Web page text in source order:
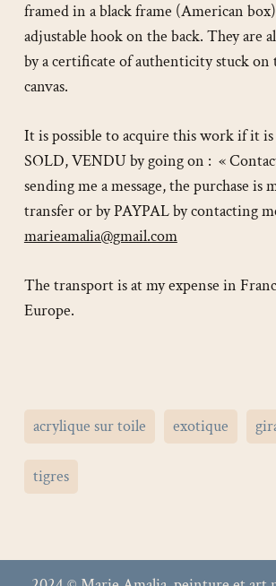
framed in a black frame (American
adjustable hook on the back. They are
by a certificate of authenticity stuck on
canvas.
It is possible to acquire this work if it
SOLD, VENDU by going on : «
sending me a message, the purchase is
transfer or by PAYPAL by contacting
marieamalia@gmail.com
The transport is at my expense in
Europe.
acrylique sur toile exotique
tigres